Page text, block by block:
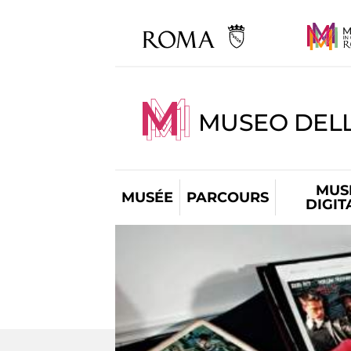
MUSEO
MUSÉE PARCOURS